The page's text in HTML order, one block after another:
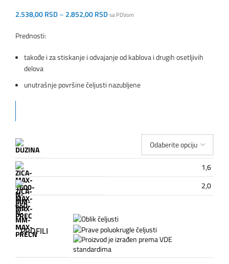
2.538,00RSD– 2.852,00RSDsa PDVom
Prednosti:
takođe i za stiskanje i odvajanje od kablova i drugih osetljivih
delova
unutrašnje površine čeljusti nazubljene
1,6
2,0
PROFILI